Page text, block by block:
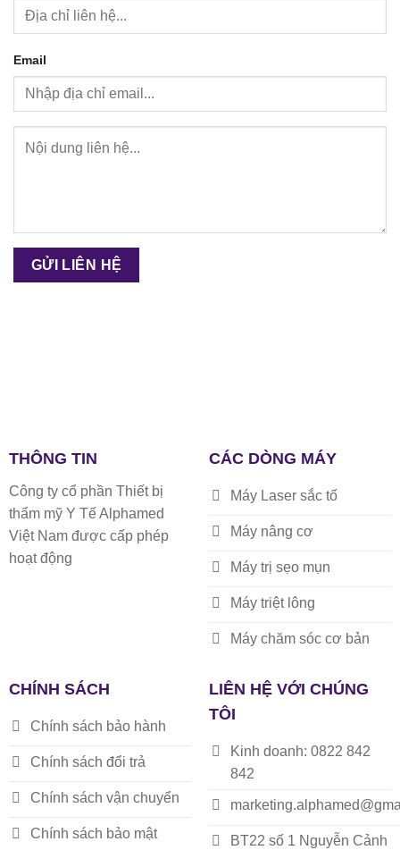
Email
THÔNG TIN
Công ty cổ phần Thiết bị
thẩm mỹ Y Tế Alphamed
Việt Nam được cấp phép
hoạt động
CÁC DÒNG MÁY
Máy Laser sắc tố
Máy nâng cơ
Máy trị sẹo mụn
Máy triệt lông
Máy chăm sóc cơ bản
CHÍNH SÁCH
Chính sách bảo hành
Chính sách đổi trả
Chính sách vận chuyển
Chính sách bảo mật
LIÊN HỆ VỚI CHÚNG
TÔI
Kinh doanh: 0822 842
842
BT22 số 1 Nguyễn Cảnh